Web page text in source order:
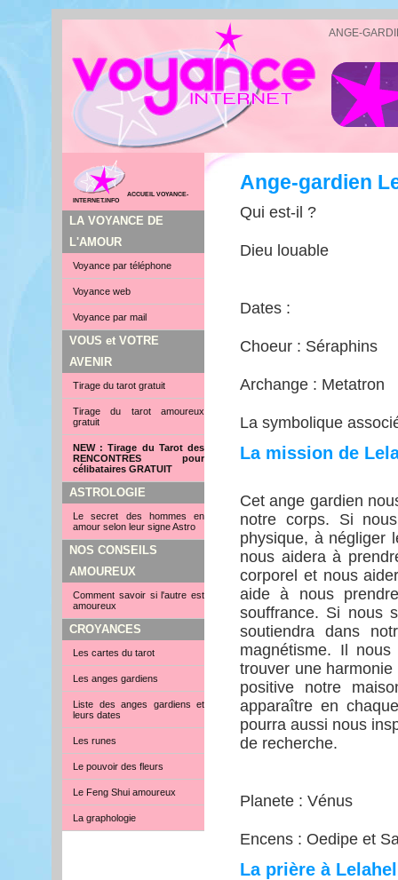
ANGE-
ACCUEIL VOYANCE-
INTERNET.INFO
LA VOYANCE DE
L'AMOUR
Voyance par téléphone
Voyance web
Voyance par mail
VOUS et VOTRE
AVENIR
Tirage du tarot gratuit
Tirage du tarot amoureux
gratuit
NEW : Tirage du Tarot des
RENCONTRES pour
célibataires GRATUIT
ASTROLOGIE
Le secret des hommes en
amour selon leur signe Astro
NOS CONSEILS
AMOUREUX
Comment savoir si l'autre est
amoureux
CROYANCES
Les cartes du tarot
Les anges gardiens
Liste des anges gardiens et
leurs dates
Les runes
Le pouvoir des fleurs
Le Feng Shui amoureux
La graphologie
Ange-gardien
Qui est-il ?
Dieu louable
Dates :
Choeur : Séraphins
Archange : Metatron
La symbolique
La mission de
Cet ange gardien
notre corps. Si
physique, à négliger
nous aidera à
corporel et nous
aide à nous
souffrance. Si nous
soutiendra dans
magnétisme. Il
trouver une
positive notre
apparaître en
pourra aussi nous
de recherche.
Planete : Vénus
Encens : Oedipe et
La prière à Lelahel